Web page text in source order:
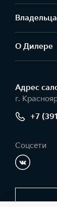
О Дилере
Адрес
г.
+7
Соцсети